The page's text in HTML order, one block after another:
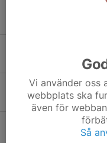
Världscupen i
16 maj, 09:39
Stötta
7 maj, 22:22
Hemvärnet på
4 maj, 23:00
Vi använder oss
webbplats ska
även för
Så